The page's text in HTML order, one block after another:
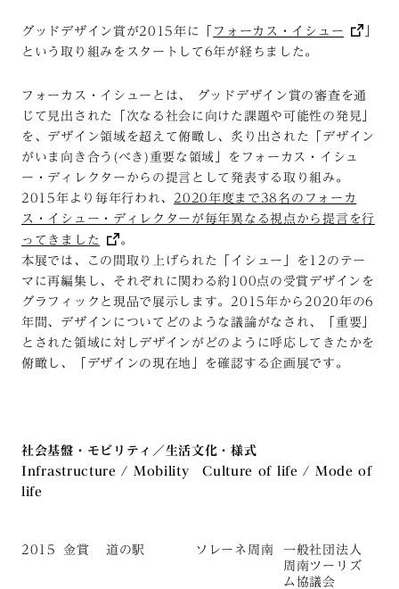
グッドデザイン賞が2015年に「 フォーカス・イシュー
という取り組みをスタートして6年が経ちました。
フォーカス・イシューとは、 グッドデザイン賞の審査を通
じて見出された「次なる社会に向けた課題や可能性の発見」
を、デザイン領域を超えて俯瞰し、炙り出された「デザイン
がいま向き合う(べき)重要な領域」をフォーカス・イシュ
ー・ディレクターからの提言として発表する取り組み。
2015年より毎年行われ、 2020年度まで38名のフォーカ
ス・イシュー・ディレクターが毎年異なる視点から提言を行
ってきました
。
本展では、この間取り上げられた「イシュー」を12のテー
マに再編集し、それぞれに関わる約100点の受賞デザインを
グラフィックと現品で展示します。2015年から2020年の6
年間、デザインについてどのような議論がなされ、「重要」
とされた領域に対しデザインがどのように呼応してきたかを
俯瞰し、「デザインの現在地」を確認する企画展です。
社会基盤・モビリティ／生活文化・様式
Infrastructure / Mobility Culture of life / Mode of
life
2015 金賞 道の駅 ソレーネ周南
一般社団法人
周南ツーリズ
ム協議会